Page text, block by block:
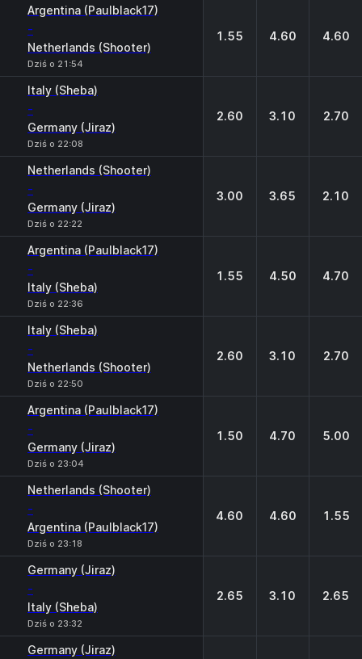
Argentina (Paulblack17)
-
Netherlands (Shooter)
Dziś o 21:54
1.55 4.60 4.60
Italy (Sheba)
-
Germany (Jiraz)
Dziś o 22:08
2.60 3.10 2.70
Netherlands (Shooter)
-
Germany (Jiraz)
Dziś o 22:22
3.00 3.65 2.10
Argentina (Paulblack17)
-
Italy (Sheba)
Dziś o 22:36
1.55 4.50 4.70
Italy (Sheba)
-
Netherlands (Shooter)
Dziś o 22:50
2.60 3.10 2.70
Argentina (Paulblack17)
-
Germany (Jiraz)
Dziś o 23:04
1.50 4.70 5.00
Netherlands (Shooter)
-
Argentina (Paulblack17)
Dziś o 23:18
4.60 4.60 1.55
Germany (Jiraz)
-
Italy (Sheba)
Dziś o 23:32
2.65 3.10 2.65
Germany (Jiraz)